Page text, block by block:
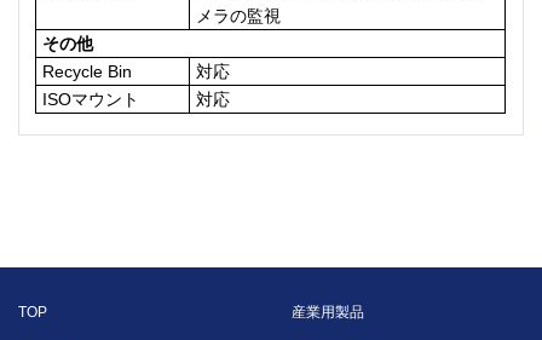
メラの監視
その他
Recycle Bin
対応
ISOマウント
対応
TOP 産業用製品